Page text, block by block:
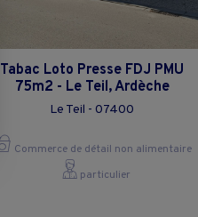
Tabac Loto Presse FDJ PMU
75m2 - Le Teil, Ardèche
Le Teil - 07400
Commerce de détail non alimentaire
particulier